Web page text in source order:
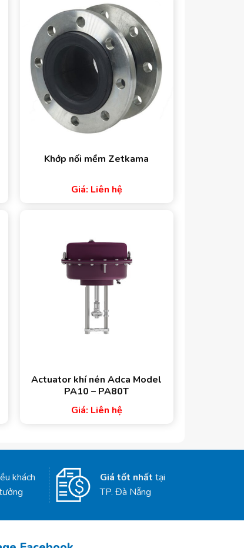
Khớp nối mềm Zetkama
Giá: Liên hệ
Actuator khí nén Adca Model
PA10 – PA80T
Giá: Liên hệ
khách
Giá tốt nhấttại
TP. Đà Nẵng